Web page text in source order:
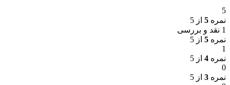
5
نمره 5 از 5
1 نقد و بررسی
نمره 5 از 5
1
نمره 4 از 5
0
نمره 3 از 5